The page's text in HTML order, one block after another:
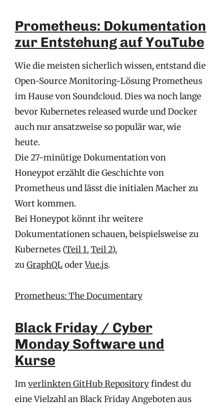
Prometheus: Dokumentation
zur Entstehung auf YouTube
Wie die meisten sicherlich wissen, entstand die
Open-Source Monitoring-Lösung Prometheus
im Hause von Soundcloud. Dies wa noch lange
bevor Kubernetes released wurde und Docker
auch nur ansatzweise so populär war, wie
heute.
Die 27-minütige Dokumentation von
Honeypot erzählt die Geschichte von
Prometheus und lässt die initialen Macher zu
Wort kommen.
Bei Honeypot könnt ihr weitere
Dokumentationen schauen, beispielsweise zu
Kubernetes (Teil 1,Teil 2),
zu GraphQLoderVue.js.
Prometheus: The Documentary
Black Friday / Cyber
Monday Software und
Kurse
Imverlinkten GitHub Repositoryfindest du
eine Vielzahl an Black Friday Angeboten aus